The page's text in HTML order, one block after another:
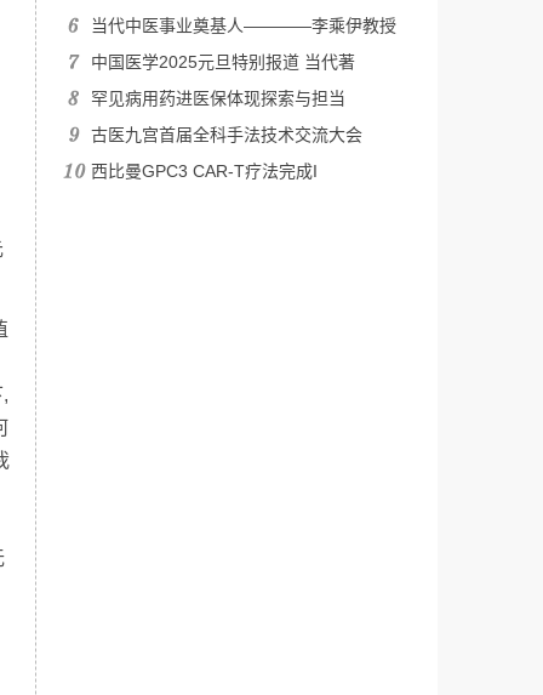
当代中医事业奠基人————李乘伊教授
中国医学2025元旦特别报道 当代著
罕见病用药进医保体现探索与担当
古医九宫首届全科手法技术交流大会
西比曼GPC3 CAR-T疗法完成I